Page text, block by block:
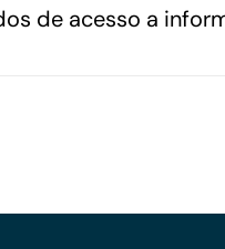
de acesso a